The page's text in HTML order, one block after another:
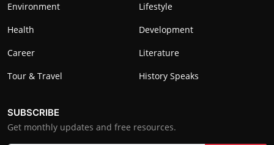
Environment
Lifestyle
Health
Development
Career
Literature
Tour & Travel
History Speaks
SUBSCRIBE
Get monthly updates and free resources.